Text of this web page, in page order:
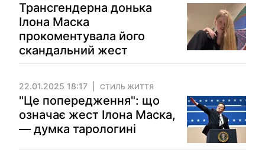
Трансгендерна донька
Ілона Маска
прокоментувала його
скандальний жест
22.01.2025 18:17 СТИЛЬ ЖИТТЯ
"Це попередження": що
означає жест Ілона Маска,
— думка тарологині